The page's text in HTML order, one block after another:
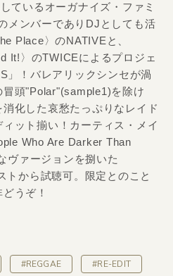
ているオーガナイズ・ファミ
メンバーでありDJとしても活
Place〉のNATIVEと、
It!〉のTWICEによるプロジェ
」！バレアリックシンセが渦
頭"Polar"(sample1)を除け
化した哀愁たっぷりなレイド
ット揃い！カーティス・メイ
Who Are Darker Than
ヴァージョンを捌いた
トから試聴可。限定とのこと
うぞ！
#REGGAE #RE-EDIT